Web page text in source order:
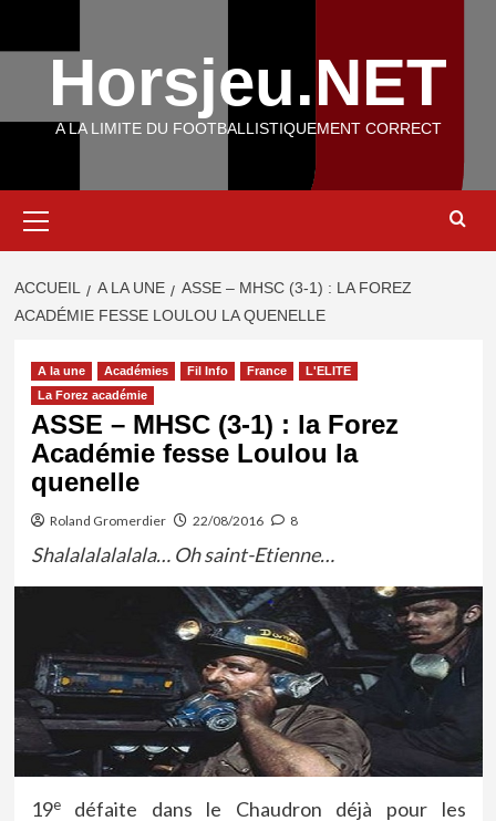
Horsjeu.NET
A LA LIMITE DU FOOTBALLISTIQUEMENT CORRECT
principal
ACCUEIL A LA UNE
ASSE – MHSC (3-1) : LA FOREZ
ACADÉMIE FESSE LOULOU LA QUENELLE
A la une Académies Fil Info France
L'ELITE
La Forez académie
ASSE – MHSC (3-1) : la Forez
Académie fesse Loulou la
quenelle
Roland Gromerdier 22/08/2016 8
Shalalalalalala… Oh saint-Etienne…
19edéfaite dans le Chaudron déjà pour les